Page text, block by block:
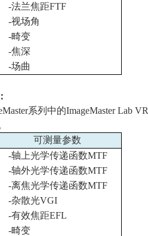
-法兰焦距FTF
-视场角
-畸变
-焦深
-场曲
系列中的ImageMaster Lab VR
可测量参数
-轴上光学传递函数MTF
-轴外光学传递函数MTF
-离焦光学传递函数MTF
-杂散光VGI
-有效焦距EFL
-畸变